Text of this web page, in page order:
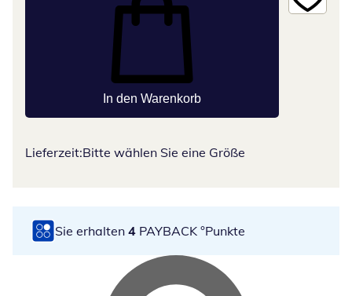
In den Warenkorb
Lieferzeit:Bitte wählen Sie eine Größe
Sie erhalten 4 PAYBACK °Punkte